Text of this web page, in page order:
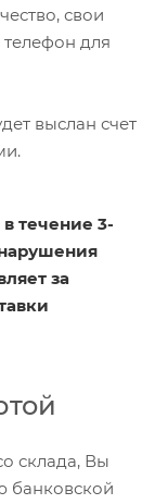
свои
для
выслан счет
течение 3-
за
склада, Вы
банковской